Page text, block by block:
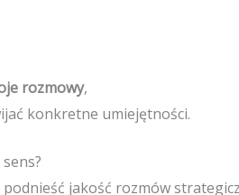
rozmowy,
konkretne umiejętności.
podnieść jakość rozmów